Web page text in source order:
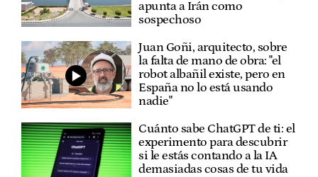
apunta a Irán como
sospechoso
Juan Goñi, arquitecto, sobre
la falta de mano de obra: "el
robot albañil existe, pero en
España no lo está usando
nadie"
Cuánto sabe ChatGPT de ti: el
experimento para descubrir
si le estás contando a la IA
demasiadas cosas de tu vida